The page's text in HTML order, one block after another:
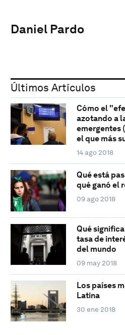
Daniel Pardo
Últimos Artículos
Cómo el
azotando a
emergentes
el que más
14 ago 2018
Qué está
qué ganó el
09 ago 2018
Qué
tasa de
del mundo
09 may 2018
Los países
Latina
30 ene 2018